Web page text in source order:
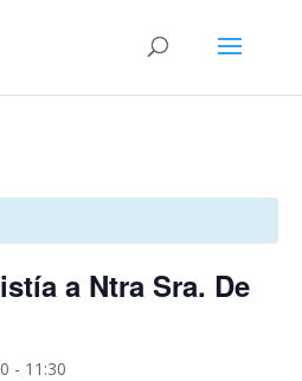
a Ntra Sra. De
- 11:30